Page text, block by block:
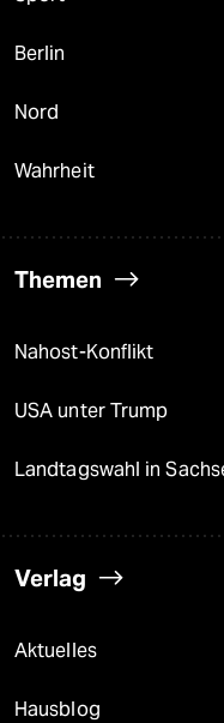
Berlin
Nord
Wahrheit
Themen
Nahost-Konflikt
USA unter Trump
Landtagswahl in
Verlag
Aktuelles
Hausblog